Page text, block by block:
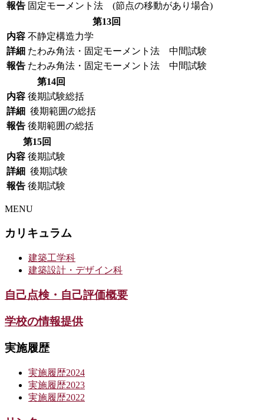
報告 固定モーメント法 (節点の移動があり場合)
第13回
内容 不静定構造力学
詳細 たわみ角法・固定モーメント法 中間試験
報告 たわみ角法・固定モーメント法 中間試験
第14回
内容 後期試験総括
詳細 後期範囲の総括
報告 後期範囲の総括
第15回
内容 後期試験
詳細 後期試験
報告 後期試験
MENU
カリキュラム
建築工学科
建築設計・デザイン科
自己点検・自己評価概要
学校の情報提供
実施履歴
実施履歴2024
実施履歴2023
実施履歴2022